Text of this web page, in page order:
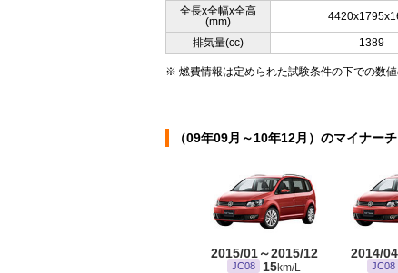
全長x全幅x全高
(mm)
排気量(cc) 1389
※ 燃費情報は定められた試験条件の下での数
（09年09月～10年12月）のマイナー
2015/01～2015/12
JC08 15km/L
2014/
JC08